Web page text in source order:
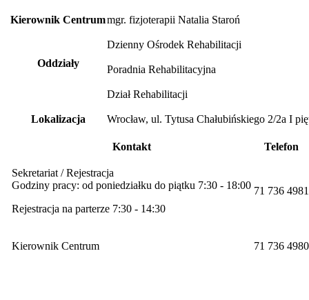
Kierownik Centrummgr. fizjoterapii Natalia Staroń
Oddziały
Dzienny Ośrodek Rehabilitacji
Poradnia Rehabilitacyjna
Dział Rehabilitacji
Lokalizacja Wrocław, ul. Tytusa Chałubińskiego 2/2a I
Kontakt Telefon
Sekretariat / Rejestracja
Godziny pracy: od poniedziałku do piątku 7:30 - 18:00
Rejestracja na parterze 7:30 - 14:30
71 736 4981
Kierownik Centrum 71 736 4980